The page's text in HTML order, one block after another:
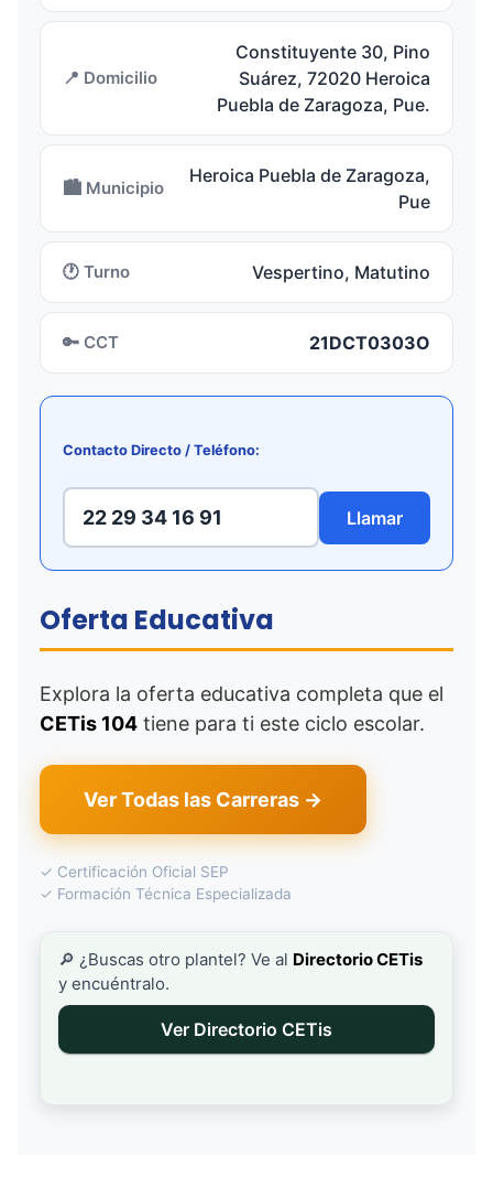
📍 Domicilio
Constituyente 30, Pino
Suárez, 72020 Heroica
Puebla de Zaragoza, Pue.
🏙️ Municipio
Heroica Puebla de Zaragoza,
Pue
🕐 Turno Vespertino, Matutino
🔑 CCT 21DCT0303O
Contacto Directo / Teléfono:
22 29 34 16 91 Llamar
Oferta Educativa
Explora la oferta educativa completa que el
CETis 104 tiene para ti este ciclo escolar.
Ver Todas las Carreras →
✓ Certificación Oficial SEP
✓ Formación Técnica Especializada
🔎 ¿Buscas otro plantel? Ve al Directorio CETis
y encuéntralo.
Ver Directorio CETis